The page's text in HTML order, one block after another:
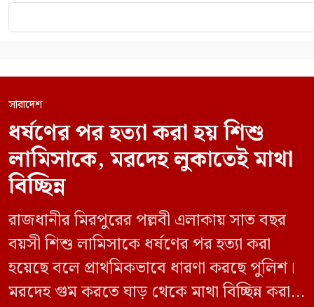
সারাদেশ
ধর্ষণের পর হত্যা করা হয় শিশু
লামিসাকে, মরদেহ লুকাতেই মাথা
বিচ্ছিন্ন
রাজধানীর মিরপুরের পল্লবী এলাকায় সাত বছর
বয়সী শিশু লামিসাকে ধর্ষণের পর হত্যা করা
হয়েছে বলে প্রাথমিকভাবে ধারণা করছে পুলিশ।
মরদেহ গুম করতে ঘাড় থেকে মাথা বিচ্ছিন্ন করা